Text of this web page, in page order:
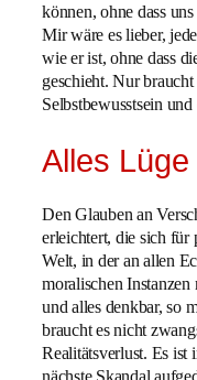
können, ohne dass
Mir wäre es lieber,
wie er ist, ohne dass
geschieht. Nur
Selbstbewusstsein
Alles
Den Glauben an
erleichtert, die sich für
Welt, in der an allen
moralischen
und alles denkbar, so
braucht es nicht
Realitätsverlust. Es ist